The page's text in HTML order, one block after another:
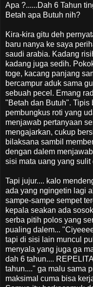
Apa ?......Dah 6 Tahun
Betah apa Butuh nih?
Kira-kira gitu deh
baru nanya ke saya
saudi arabia. Kadang
kadang juga sedih.
toge, kacang panjang
bercampur aduk sama
sebuah pecel. Emang
"Betah dan Butuh". Tipis
pembungkus roti yang
menjawab pertanyaan
mengajarkan, cukup
bilaksana sambil
dengan dalem
sisi mata uang yang sulit
Tapi jujur.... kalo
ada yang ngingetin lagi
sampe-sampe sempet
kepala seakan ada
serba pitih polos yang
pualing dalem...
tapi di sisi lain muncul
menyala yang juga ga
dah 6 tahun....
tahun...." ga malu sama
maksimal cuma bisa